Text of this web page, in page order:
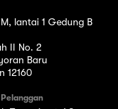
lantai 1 Gedung B
II No. 2
Baru
12160